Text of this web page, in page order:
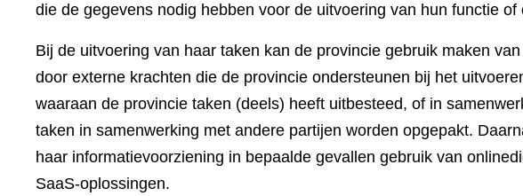
die de gegevens nodig hebben voor de uitvoering van hun functie of
Bij de uitvoering van haar taken kan de provincie gebruik maken
door externe krachten die de provincie ondersteunen bij het
waaraan de provincie taken (deels) heeft uitbesteed, of in
taken in samenwerking met andere partijen worden opgepakt.
haar informatievoorziening in bepaalde gevallen gebruik van
SaaS-oplossingen.